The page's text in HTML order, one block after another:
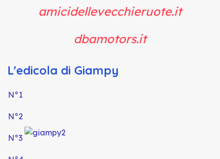
amicidellevecchieruote.it
dbamotors.it
L'edicola di Giampy
N°1
N°2
N°3